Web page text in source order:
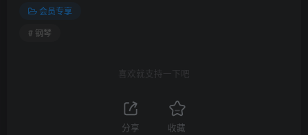
会员专享
# 钢琴
喜欢就支持一下吧
分享 收藏